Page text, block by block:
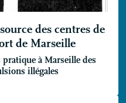
des centres de
de Marseille
à Marseille des
illégales